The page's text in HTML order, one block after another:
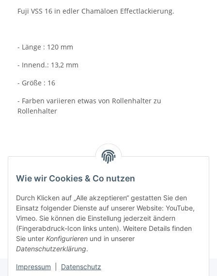
Fuji VSS 16 in edler Chamäloen Effectlackierung.
- Länge : 120 mm
- Innend.: 13,2 mm
- Größe : 16
- Farben variieren etwas von Rollenhalter zu
Rollenhalter
Benachrichtigen, wenn verfügbar
Wie wir Cookies & Co nutzen
Durch Klicken auf „Alle akzeptieren“ gestatten Sie den
Einsatz folgender Dienste auf unserer Website: YouTube,
Vimeo. Sie können die Einstellung jederzeit ändern
(Fingerabdruck-Icon links unten). Weitere Details finden
Sie unter Konfigurieren und in unserer
Datenschutzerklärung.
Impressum Datenschutz